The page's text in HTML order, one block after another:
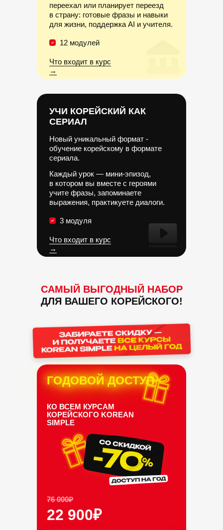
переехал или планирует переезд
в страну: готовые фразы и навыки
для жизни, поддержка AI и учителя.
12 модулей
Что входит в курс
→
УЧИ КОРЕЙСКИЙ КАК
СЕРИАЛ
Новый уникальный формат -
обучение корейскому в формате
сериала.
Каждый урок — мини-эпизод,
в котором вы вместе с героями
учите фразы, запоминаете
выражения, практикуете диалоги.
3 модуля
Что входит в курс
→
САМЫЙ ВЫГОДНЫЙ НАБОР
ДЛЯ ВАШЕГО КОРЕЙСКОГО!
76 000₽
22 900₽
ГОДОВОЙ ДОСТУП
КО ВСЕМ КУРСАМ
КОРЕЙСКОГО KOREAN
SIMPLE